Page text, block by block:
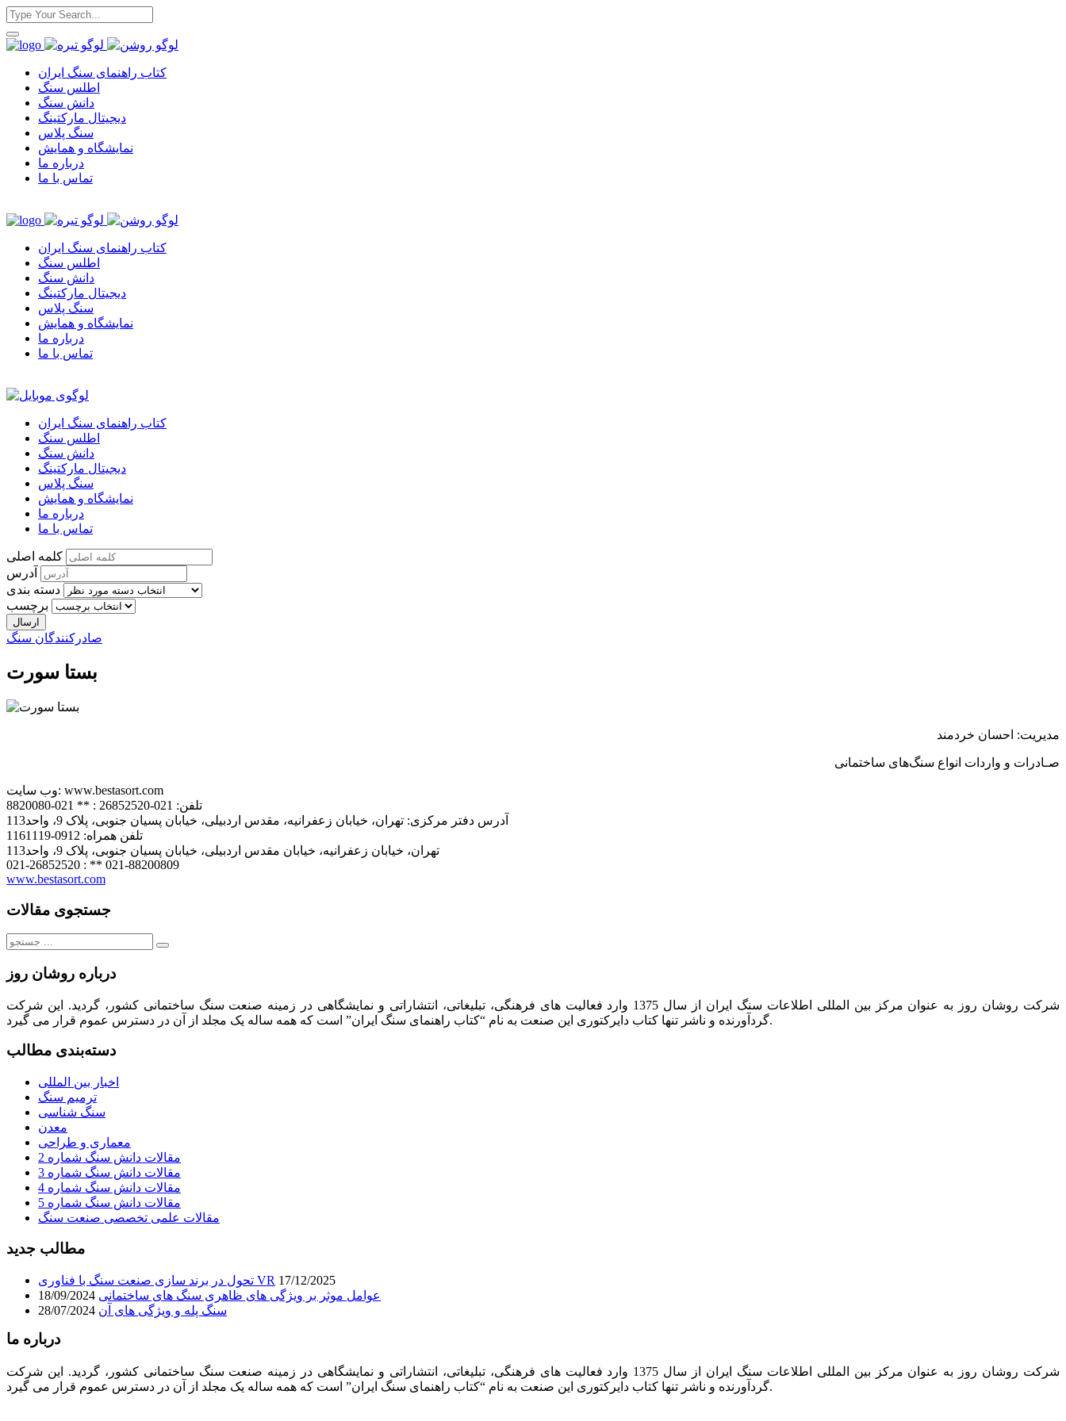
کتاب راهنمای سنگ ایران
اطلس سنگ
دانش سنگ
دیجیتال مارکتینگ
سنگ پلاس
نمایشگاه و همایش
درباره ما
تماس با ما
کتاب راهنمای سنگ ایران
اطلس سنگ
دانش سنگ
دیجیتال مارکتینگ
سنگ پلاس
نمایشگاه و همایش
درباره ما
تماس با ما
کتاب راهنمای سنگ ایران
اطلس سنگ
دانش سنگ
دیجیتال مارکتینگ
سنگ پلاس
نمایشگاه و همایش
درباره ما
تماس با ما
کلمه اصلی
آدرس
دسته بندی
برچسب
صادرکنندگان سنگ
بستا سورت
مدیریت: احسان خردمند
صـادرات و واردات انواع سنگهای ساختمانی
وب سایت: www.bestasort.com
تلفن: 021-26852520 : ** 021-8820080
آدرس دفتر مرکزی: تهران، خیابان زعفرانیه، مقدس اردبیلی، خیابان پسیان جنوبی، پلاک 9، واحد113
تلفن همراه: 0912-1161119
تهران، خیابان زعفرانیه، خیابان مقدس اردبیلی، خیابان پسیان جنوبی، پلاک 9، واحد113
021-26852520 : ** 021-88200809
www.bestasort.com
جستجوی مقالات
جستجو
درباره روشان روز
شرکت روشان روز به عنوان مرکز بین المللی اطلاعات سنگ ایران از سال 1375 وارد فعالیت های فرهنگی، تبلیغاتی، انتشاراتی و نمایشگاهی در زمینه صنعت سنگ ساختمانی کشور، گردید. این شرکت
گردآورنده و ناشر تنها کتاب دایرکتوری این صنعت به نام “کتاب راهنمای سنگ ایران” است که همه ساله یک مجلد از آن در دسترس عموم قرار می گیرد.
دسته‌بندی مطالب
اخبار بین المللی
ترمیم سنگ
سنگ شناسی
معدن
معماری و طراحی
مقالات دانش سنگ شماره 2
مقالات دانش سنگ شماره 3
مقالات دانش سنگ شماره 4
مقالات دانش سنگ شماره 5
مقالات علمی تخصصی صنعت سنگ
مطالب جدید
تحول در برند سازی صنعت سنگ با فناوری VR 17/12/2025
عوامل موثر بر ویژگی های ظاهری سنگ های ساختمانی 18/09/2024
سنگ پله و ویژگی های آن 28/07/2024
درباره ما
شرکت روشان روز به عنوان مرکز بین المللی اطلاعات سنگ ایران از سال 1375 وارد فعالیت های فرهنگی، تبلیغاتی، انتشاراتی و نمایشگاهی در زمینه صنعت سنگ ساختمانی کشور، گردید. این شرکت
گردآورنده و ناشر تنها کتاب دایرکتوری این صنعت به نام “کتاب راهنمای سنگ ایران” است که همه ساله یک مجلد از آن در دسترس عموم قرار می گیرد.